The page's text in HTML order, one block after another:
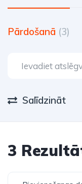
Pārdošanā (3)
Salīdzināt
3